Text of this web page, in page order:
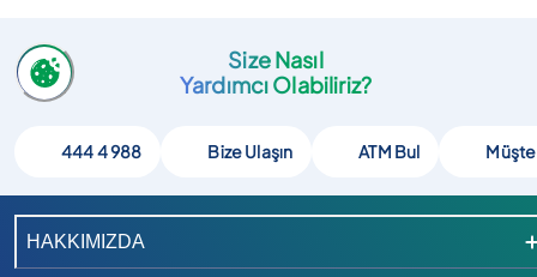
Size Nasıl
Yardımcı Olabiliriz?
444 4 988 Bize Ulaşın ATM Bul
HAKKIMIZDA